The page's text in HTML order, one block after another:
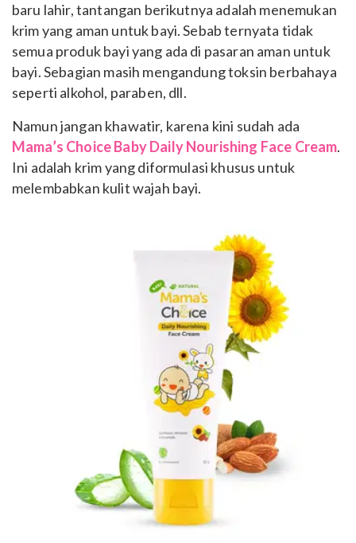
baru lahir, tantangan berikutnya adalah menemukan
krim yang aman untuk bayi. Sebab ternyata tidak
semua produk bayi yang ada di pasaran aman untuk
bayi. Sebagian masih mengandung toksin berbahaya
seperti alkohol, paraben, dll.
Namun jangan khawatir, karena kini sudah ada
Mama’s Choice Baby Daily Nourishing Face Cream.
Ini adalah krim yang diformulasi khusus untuk
melembabkan kulit wajah bayi.